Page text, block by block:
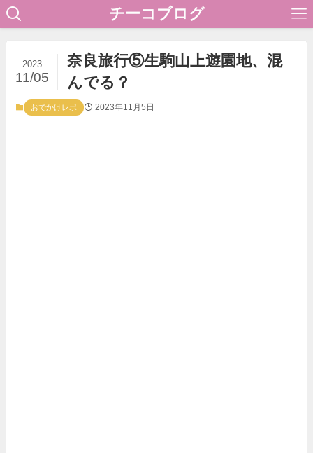
チーコブログ
奈良旅行⑤生駒山上遊園地、混
んでる？
2023
11/05
おでかけレポ 2023年11月5日